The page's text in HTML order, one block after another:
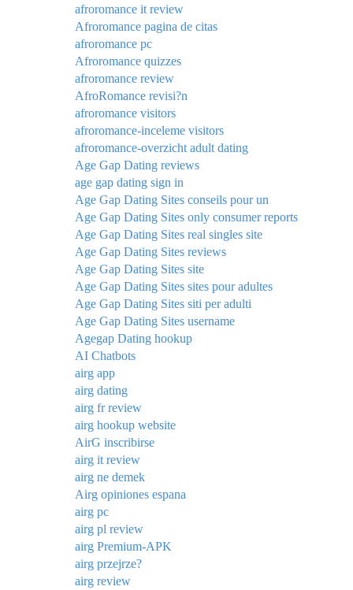
afroromance it review
Afroromance pagina de citas
afroromance pc
Afroromance quizzes
afroromance review
AfroRomance revisi?n
afroromance visitors
afroromance-inceleme visitors
afroromance-overzicht adult dating
Age Gap Dating reviews
age gap dating sign in
Age Gap Dating Sites conseils pour un
Age Gap Dating Sites only consumer reports
Age Gap Dating Sites real singles site
Age Gap Dating Sites reviews
Age Gap Dating Sites site
Age Gap Dating Sites sites pour adultes
Age Gap Dating Sites siti per adulti
Age Gap Dating Sites username
Agegap Dating hookup
AI Chatbots
airg app
airg dating
airg fr review
airg hookup website
AirG inscribirse
airg it review
airg ne demek
Airg opiniones espana
airg pc
airg pl review
airg Premium-APK
airg przejrze?
airg review